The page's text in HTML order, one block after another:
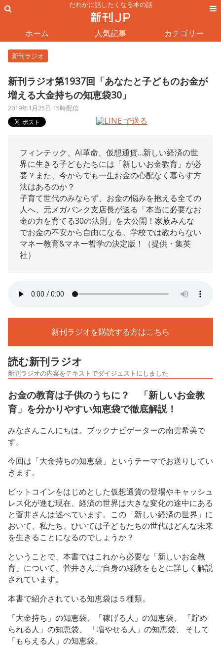
だれかに話したくなる本の話
ホーム 人気記事 カテゴリー
新刊ラジオ
新刊ラジオ第1937回「あなたと子どものお金が
増える大金持ちの知恵袋30」
2019年1月25日 15時配信
フィンテック、AI革命、仮想通貨…新しい経済の世
界に生きる子どもたちには「新しいお金教育」が必
要？また、今からでも一生お金の心配なく暮らす方
法はあるのか？
子育て世代のみならず、お金の悩みを抱える全ての
人へ、元メガバンク支店長が送る「本当に必要なお
金の力を育てる30の法則」を大公開！家族みんな
でお金の不安から自由になる、学校では教わらない
マネー教育&マネー哲学の決定版！（提供・集英
社）
新刊ラジオを購読する方はこちら
読む新刊ラジオ
新刊ラジオの内容をテキストでダイジェストにしました
お金の教育は子供のうちに？ 「新しいお金教
育」を分かりやすい知恵袋で徹底解説！
みなさんこんにちは。ブックナビゲーターの南雲希美で
す。
今回は「大金持ちの知恵袋」というテーマでお送りしてい
きます。
ビットコインをはじめとした仮想通貨の登場やキャッシュ
レス化が進む現在、経済の世界は大きな変化の途中にある
と菅井さんは述べています。この「新しい経済の世界」に
おいて、私たち、ひいては子どもたちの世代はどんな未来
を生きることになるのでしょうか？
ということで、本書ではこれから必要な「新しいお金教
育」について、菅井さんご自身の経験をもとに詳しく解説
されています。
本書で紹介されている知恵袋は５種類。
「大金持ち」の知恵袋、「稼げる人」の知恵袋、 「貯め
られる人」の知恵袋、 「増やせる人」の知恵袋、 そして
「もらえる人」の知恵袋。